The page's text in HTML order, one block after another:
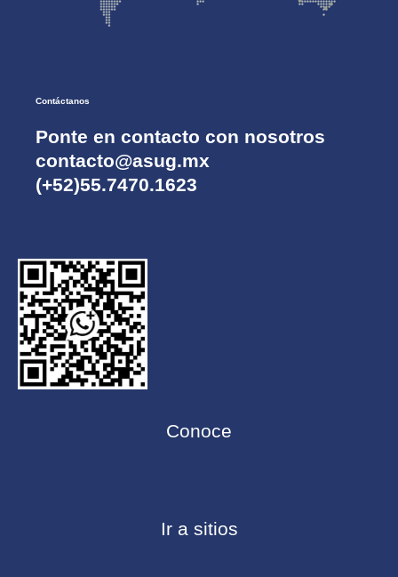
Contáctanos
Ponte en contacto con nosotros
contacto@asug.mx
(+52)55.7470.1623
Conoce
Ir a sitios